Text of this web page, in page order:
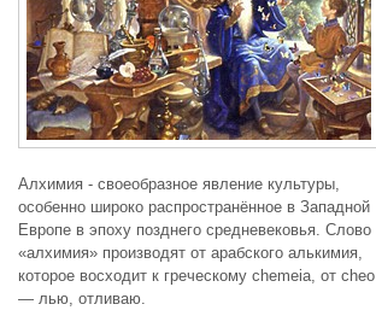
Алхимия - своеобразное явление культуры,
особенно широко распространённое в Западной
Европе в эпоху позднего средневековья. Слово
«алхимия» производят от арабского алькимия,
которое восходит к греческому chemeia, от cheo
— лью, отливаю.